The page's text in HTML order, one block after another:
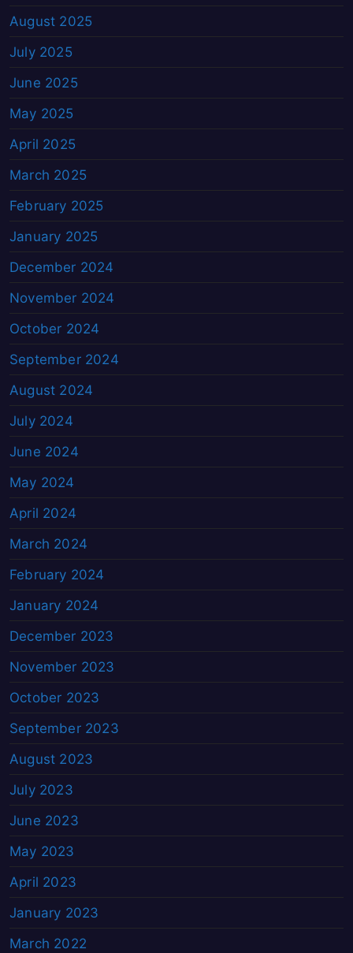
August 2025
July 2025
June 2025
May 2025
April 2025
March 2025
February 2025
January 2025
December 2024
November 2024
October 2024
September 2024
August 2024
July 2024
June 2024
May 2024
April 2024
March 2024
February 2024
January 2024
December 2023
November 2023
October 2023
September 2023
August 2023
July 2023
June 2023
May 2023
April 2023
January 2023
March 2022